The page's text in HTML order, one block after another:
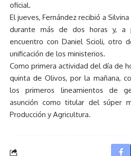
oficial.
El jueves, Fernández recibió a
durante más de dos horas y, a
encuentro con Daniel Scioli, otro
unificación de los ministerios.
Como primera actividad del día de
quinta de Olivos, por la mañana,
los primeros lineamientos de
asunción como titular del súper
Producción y Agricultura.